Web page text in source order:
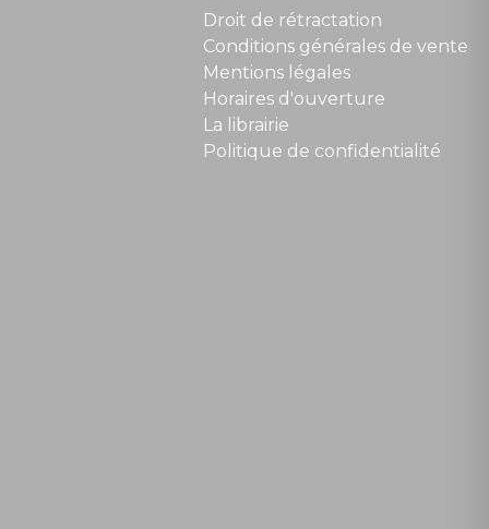
Droit de rétractation
Conditions générales de vente
Mentions légales
Horaires d'ouverture
La librairie
Politique de confidentialité